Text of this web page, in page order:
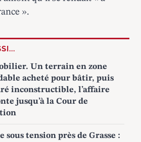
».
Un terrain en zone
acheté pour bâtir, puis
inconstructible, l’affaire
jusqu’à la Cour de
sous tension près de Grasse :